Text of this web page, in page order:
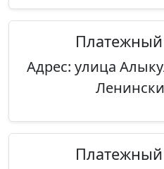
Адрес: улица